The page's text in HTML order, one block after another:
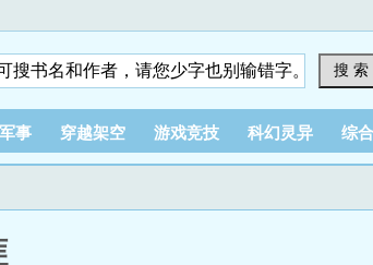
搜 索
事 穿越架空 游戏竞技 科幻灵异 综